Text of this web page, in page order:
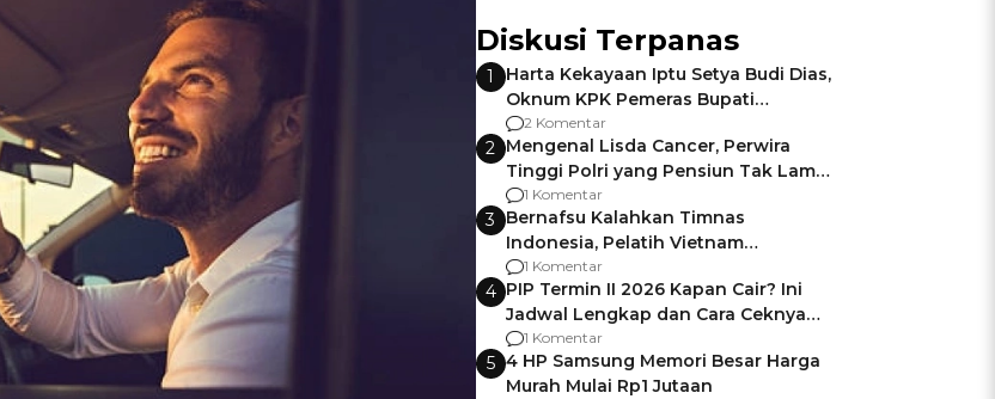
Diskusi Terpanas
1
Harta Kekayaan Iptu Setya Budi Dias,
Oknum KPK Pemeras Bupati
Pemalang
2 Komentar
2 Mengenal Lisda Cancer, Perwira
Tinggi Polri yang Pensiun Tak Lama
Usai Jadi Brigjen
1 Komentar
3 Bernafsu Kalahkan Timnas
Indonesia, Pelatih Vietnam
Berencana Pakai Jimat di Pakansari
1 Komentar
4 PIP Termin II 2026 Kapan Cair? Ini
Jadwal Lengkap dan Cara Ceknya
agar Dana Tidak Hangus!
1 Komentar
5 4 HP Samsung Memori Besar Harga
Murah Mulai Rp1 Jutaan